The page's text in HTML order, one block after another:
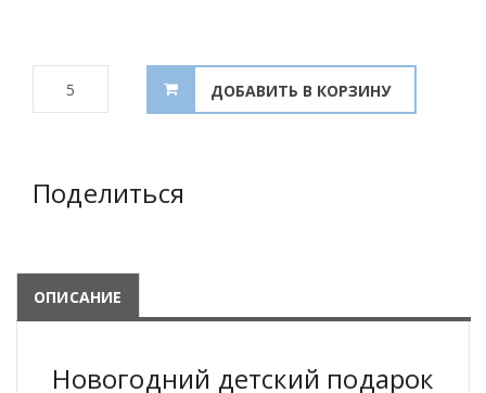
Поделиться
ОПИСАНИЕ
Новогодний детский подарок